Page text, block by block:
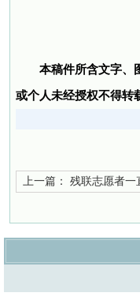
本稿件所含文字、
或个人未经授权不得转
上一篇： 残联志愿者一